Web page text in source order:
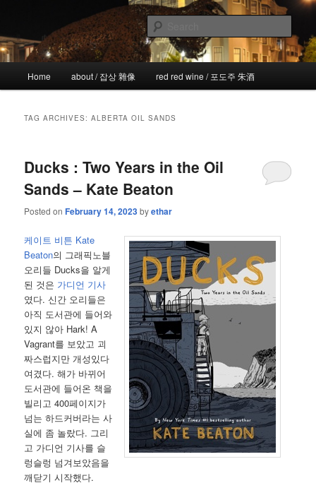
primary
content
secondary
content!wicked
the more I see the less I know
Home about / 잡상 雜像 red red wine / 포도주 朱酒
TAG ARCHIVES:ALBERTA OIL SANDS
Ducks : Two Years in the Oil
Sands – Kate Beaton
Posted onFebruary 14, 2023byethar
케이트 비튼 Kate
Beaton의 그래픽노블
오리들 Ducks을 알게
된 것은 가디언 기사
였다. 신간 오리들은
아직 도서관에 들어와
있지 않아 Hark! A
Vagrant를 보았고 괴
짜스럽지만 개성있다
여겼다. 해가 바뀌어
도서관에 들어온 책을
빌리고 400페이지가
넘는 하드커버라는 사
실에 좀 놀랐다. 그리
고 가디언 기사를 슬
렁슬렁 넘겨보았음을
깨닫기 시작했다.